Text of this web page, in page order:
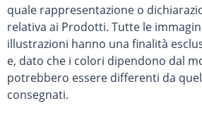
quale rappresentazione o
relativa ai Prodotti. Tutte le
illustrazioni hanno una finalità
e, dato che i colori dipendono dal
potrebbero essere differenti da
consegnati.